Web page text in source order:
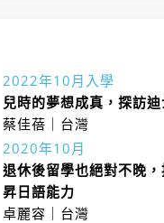
入門~N1
預定入學的前一年10月下
未設定
入門~N1
生活會話日本語
未設定
課程開始前一個月的最後
未設定
入門~N1
2022年10月入學
兒時的夢想成真，探訪
蔡佳蓓｜台灣
2020年10月
退休後留學也絕對不晚
昇日語能力
卓麗容｜台灣